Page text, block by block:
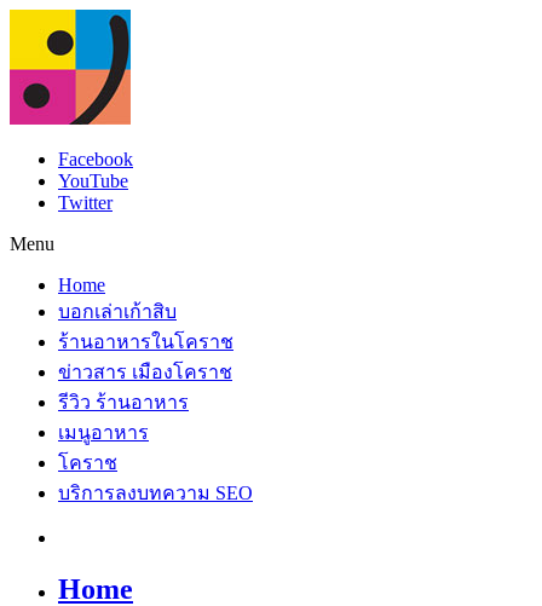
Facebook
YouTube
Twitter
Menu
Home
บอกเล่าเก้าสิบ
ร้านอาหารในโคราช
ข่าวสาร เมืองโคราช
รีวิว ร้านอาหาร
เมนูอาหาร
โคราช
บริการลงบทความ SEO
Home